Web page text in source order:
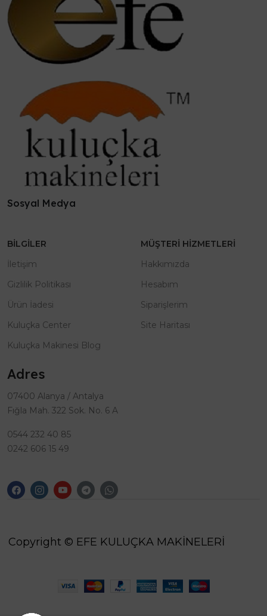
Sosyal Medya
BILGILER
İletişim
Gizlilik Politikası
Ürün İadesi
Kuluçka Center
Kuluçka Makinesi Blog
MÜŞTERI HIZMETLERI
Hakkımızda
Hesabım
Siparişlerim
Site Haritası
Adres
07400 Alanya / Antalya
Fığla Mah. 322 Sok. No. 6 A
0544 232 40 85
0242 606 15 49
Copyright © EFE KULUÇKA MAKİNELERİ